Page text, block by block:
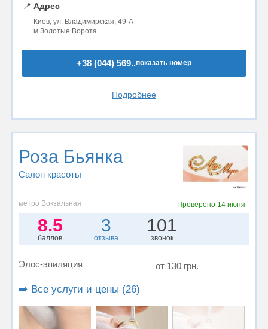
📍 Адрес
Киев, ул. Владимирская, 49-А
м.Золотые Ворота
+38 (044) 569..показать номер
Подробнее
Роза Бьянка
Салон красоты
метро Вокзальная Проверено 14 июня
8.5
баллов
3
отзыва
101
звонок
Элос-эпиляция от 130 грн.
➡️ Все услуги и цены (26)